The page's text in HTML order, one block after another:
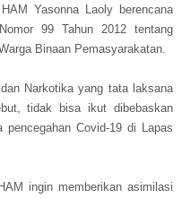
Yasonna Laoly berencana
99 Tahun 2012 tentang
Binaan Pemasyarakatan.
Narkotika yang tata laksana
tidak bisa ikut dibebaskan
pencegahan Covid-19 di Lapas
ingin memberikan asimilasi